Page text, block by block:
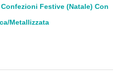
Festive (Natale) Con
metallizzata